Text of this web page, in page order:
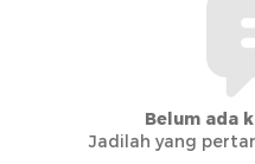
Belum ada
Jadilah yang